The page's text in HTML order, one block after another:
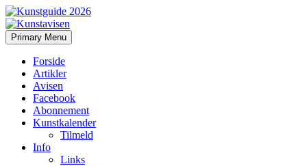
Kunstavisen
Search
Primary Menu Skip
to
Forside
Artikler
Avisen
Facebook
Abonnement
Kunstkalender
Tilmeld
Info
Links